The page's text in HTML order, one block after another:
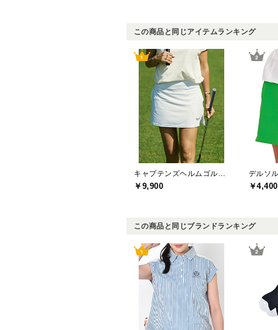
この商品と同じアイテムランキング
￥9,900 ￥4,400
この商品と同じブランドランキング